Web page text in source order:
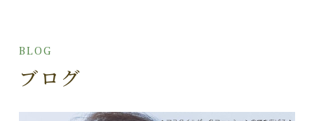
BLOG
ブログ